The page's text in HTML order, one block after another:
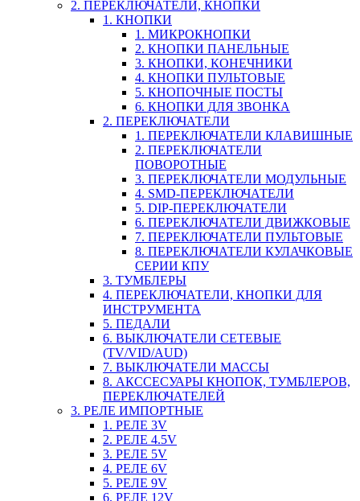
2. ПЕРЕКЛЮЧАТЕЛИ, КНОПКИ
1. КНОПКИ
1. МИКРОКНОПКИ
2. КНОПКИ ПАНЕЛЬНЫЕ
3. КНОПКИ, КОНЕЧНИКИ
4. КНОПКИ ПУЛЬТОВЫЕ
5. КНОПОЧНЫЕ ПОСТЫ
6. КНОПКИ ДЛЯ ЗВОНКА
2. ПЕРЕКЛЮЧАТЕЛИ
1. ПЕРЕКЛЮЧАТЕЛИ КЛАВИШНЫЕ
2. ПЕРЕКЛЮЧАТЕЛИ
ПОВОРОТНЫЕ
3. ПЕРЕКЛЮЧАТЕЛИ МОДУЛЬНЫЕ
4. SMD-ПЕРЕКЛЮЧАТЕЛИ
5. DIP-ПЕРЕКЛЮЧАТЕЛИ
6. ПЕРЕКЛЮЧАТЕЛИ ДВИЖКОВЫЕ
7. ПЕРЕКЛЮЧАТЕЛИ ПУЛЬТОВЫЕ
8. ПЕРЕКЛЮЧАТЕЛИ КУЛАЧКОВЫЕ
СЕРИИ КПУ
3. ТУМБЛЕРЫ
4. ПЕРЕКЛЮЧАТЕЛИ, КНОПКИ ДЛЯ
ИНСТРУМЕНТА
5. ПЕДАЛИ
6. ВЫКЛЮЧАТЕЛИ СЕТЕВЫЕ
(TV/VID/AUD)
7. ВЫКЛЮЧАТЕЛИ МАССЫ
8. АКССЕСУАРЫ КНОПОК, ТУМБЛЕРОВ,
ПЕРЕКЛЮЧАТЕЛЕЙ
3. РЕЛЕ ИМПОРТНЫЕ
1. РЕЛЕ 3V
2. РЕЛЕ 4.5V
3. РЕЛЕ 5V
4. РЕЛЕ 6V
5. РЕЛЕ 9V
6. РЕЛЕ 12V